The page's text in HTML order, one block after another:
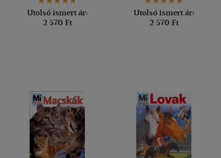
Utolsó ismert ár:
2 570 Ft
Utolsó ismert ár:
2 570 Ft